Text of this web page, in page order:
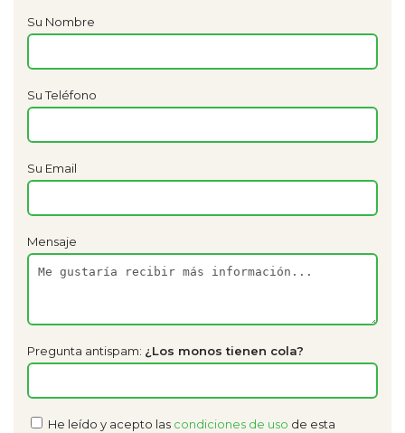
Su Nombre
Su Teléfono
Su Email
Mensaje
Pregunta antispam: ¿Los monos tienen cola?
He leído y acepto las condiciones de uso de esta